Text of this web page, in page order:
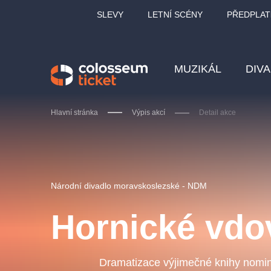
SLEVY LETNÍ SCÉNY
MUZIKÁL
Hlavní stránka Výpis akcí Detail akce
Národní divadlo moravskoslezské - NDM
Hornické
Dramatizace výjimečné knihy
OBYČEJNÁ HOLKA